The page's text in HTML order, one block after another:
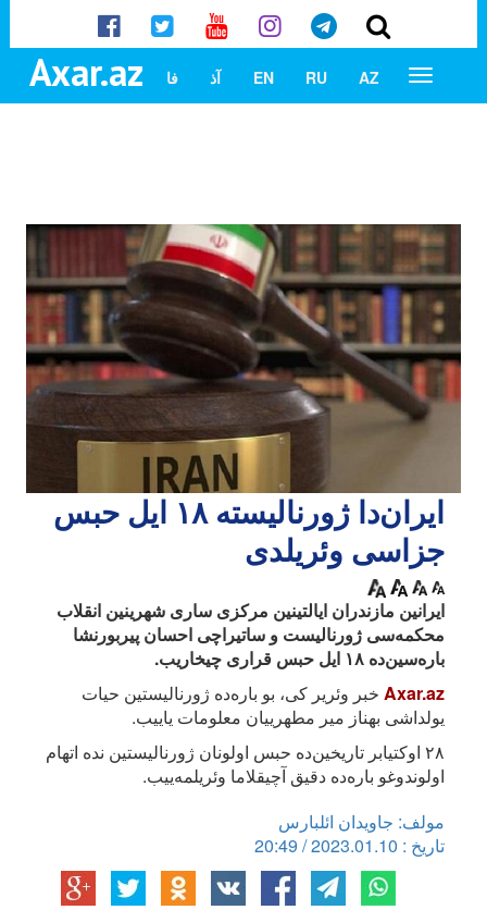
Axar.az AZ
RU
EN آذ فا
ایران‌دا ژورنالیسته ۱۸ ایل حبس
جزاسی وئریلدی
ایرانین مازندران ایالتینین مرکزی ساری شهرینین انقلاب
محکمه‌سی ژورنالیست و ساتیراچی احسان پیربورنشا
باره‌سین‌ده ۱۸ ایل حبس قراری چیخاریب.
Axar.az خبر وئریر کی، بو باره‌ده ژورنالیستین حیات
یولداشی بهناز میر مطهرییان معلومات یاییب.
۲۸ اوکتیابر تاریخین‌ده حبس اولونان ژورنالیستین نده اتهام
اولوندوغو باره‌ده دقیق آچیقلاما وئریلمه‌ییب.
مولف: جاویدان ائلبارس
تاریخ : 2023.01.10 / 20:49